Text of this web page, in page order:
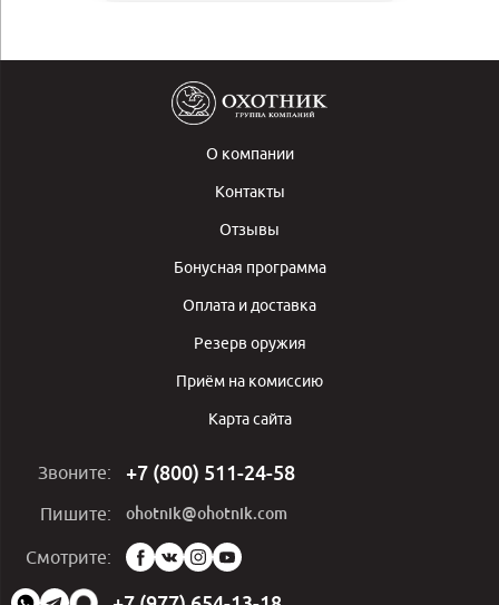
О компании
Контакты
Отзывы
Бонусная программа
Оплата и доставка
Резерв оружия
Приём на комиссию
Карта сайта
Звоните: +7 (800) 511-24-58
Пишите: ohotnik@ohotnik.com
Смотрите:
Мы
в
социальных